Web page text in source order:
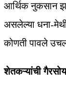
आर्थिक नुकसान
असलेल्या धना-
कोणती पावले
शेतकऱ्यांची